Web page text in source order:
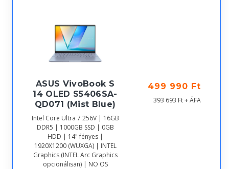
ASUS VivoBook S
14 OLED S5406SA-
QD071 (Mist Blue)
Intel Core Ultra 7 256V | 16GB
DDR5 | 1000GB SSD | 0GB
HDD | 14" fényes |
1920X1200 (WUXGA) | INTEL
Graphics (INTEL Arc Graphics
opcionálisan) | NO OS
499 990 Ft
393 693 Ft + ÁFA